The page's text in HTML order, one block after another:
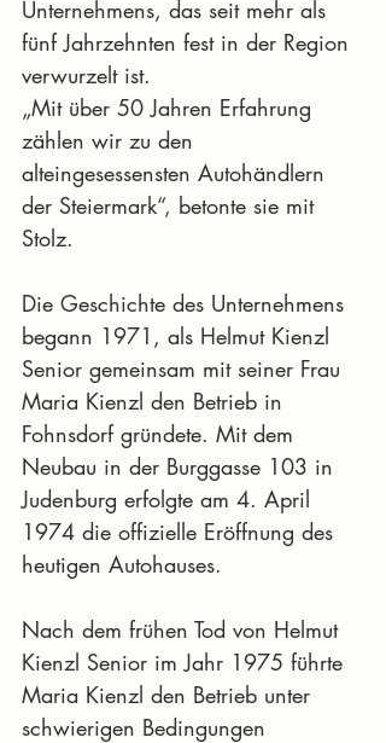
Unternehmens, das seit mehr als
fünf Jahrzehnten fest in der Region
verwurzelt ist.
„Mit über 50 Jahren Erfahrung
zählen wir zu den
alteingesessensten Autohändlern
der Steiermark“, betonte sie mit
Stolz.
Die Geschichte des Unternehmens
begann 1971, als Helmut Kienzl
Senior gemeinsam mit seiner Frau
Maria Kienzl den Betrieb in
Fohnsdorf gründete. Mit dem
Neubau in der Burggasse 103 in
Judenburg erfolgte am 4. April
1974 die offizielle Eröffnung des
heutigen Autohauses.
Nach dem frühen Tod von Helmut
Kienzl Senior im Jahr 1975 führte
Maria Kienzl den Betrieb unter
schwierigen Bedingungen